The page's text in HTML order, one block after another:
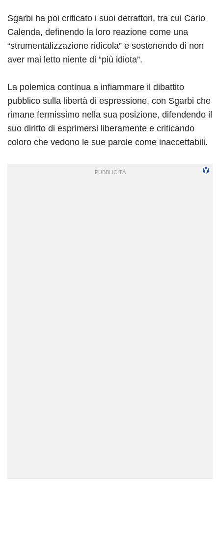
Sgarbi ha poi criticato i suoi detrattori, tra cui Carlo
Calenda, definendo la loro reazione come una
“strumentalizzazione ridicola” e sostenendo di non
aver mai letto niente di “più idiota”.
La polemica continua a infiammare il dibattito
pubblico sulla libertà di espressione, con Sgarbi che
rimane fermissimo nella sua posizione, difendendo il
suo diritto di esprimersi liberamente e criticando
coloro che vedono le sue parole come inaccettabili.